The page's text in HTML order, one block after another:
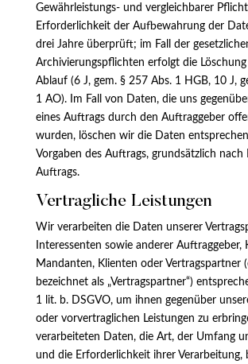
Gewährleistungs- und vergleichbarer
Erforderlichkeit der Aufbewahrung der
drei Jahre überprüft; im Fall der
Archivierungspflichten erfolgt die
Ablauf (6 J, gem. § 257 Abs. 1 HGB, 10 J,
1 AO). Im Fall von Daten, die uns
eines Auftrags durch den Auftraggeber
wurden, löschen wir die Daten
Vorgaben des Auftrags, grundsätzlich nach
Auftrags.
Vertragliche Leistungen
Wir verarbeiten die Daten unserer
Interessenten sowie anderer Auftraggeber,
Mandanten, Klienten oder Vertragspartner
bezeichnet als „Vertragspartner“)
1 lit. b. DSGVO, um ihnen gegenüber
oder vorvertraglichen Leistungen zu
verarbeiteten Daten, die Art, der Umfang
und die Erforderlichkeit ihrer Verarbeitung,